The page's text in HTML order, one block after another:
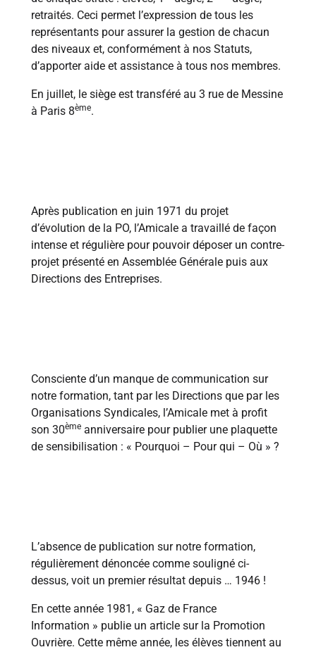
retraités. Ceci permet l’expression de tous les
représentants pour assurer la gestion de chacun
des niveaux et, conformément à nos Statuts,
d’apporter aide et assistance à tous nos membres.
En juillet, le siège est transféré au 3 rue de Messine
à Paris 8ème.
Après publication en juin 1971 du projet
d’évolution de la PO, l’Amicale a travaillé de façon
intense et régulière pour pouvoir déposer un contre-
projet présenté en Assemblée Générale puis aux
Directions des Entreprises.
Consciente d’un manque de communication sur
notre formation, tant par les Directions que par les
Organisations Syndicales, l’Amicale met à profit
son 30ème anniversaire pour publier une plaquette
de sensibilisation : « Pourquoi – Pour qui – Où » ?
L’absence de publication sur notre formation,
régulièrement dénoncée comme souligné ci-
dessus, voit un premier résultat depuis … 1946 !
En cette année 1981, « Gaz de France
Information » publie un article sur la Promotion
Ouvrière. Cette même année, les élèves tiennent au